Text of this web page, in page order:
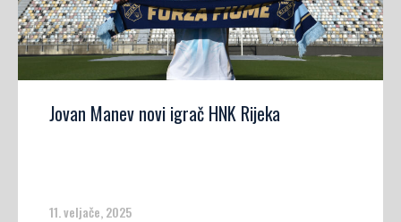
Jovan Manev novi igrač HNK Rijeka
11. veljače, 2025